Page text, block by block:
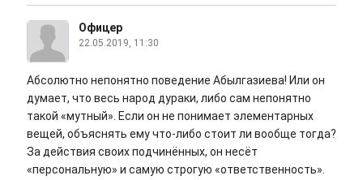
Офицер
22.05.2019, 11:30
Абсолютно непонятно поведение Абылгазиева! Или он
думает, что весь народ дураки, либо сам непонятно
такой «мутный». Если он не понимает элементарных
вещей, объяснять ему что-либо стоит ли вообще тогда?
За действия своих подчинённых, он несёт
«персональную» и самую строгую «ответственность».